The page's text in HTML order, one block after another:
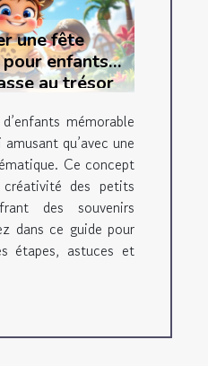
une fête
enfants
au trésor
mémorable
qu’avec une
Ce concept
des petits
des souvenirs
dans ce guide pour
étapes, astuces et